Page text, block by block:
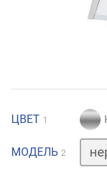
ЦВЕТ 1
МОДЕЛЬ 2
белый